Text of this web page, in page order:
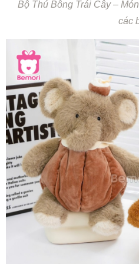
Bộ Thú Bông Trái Cây –
các